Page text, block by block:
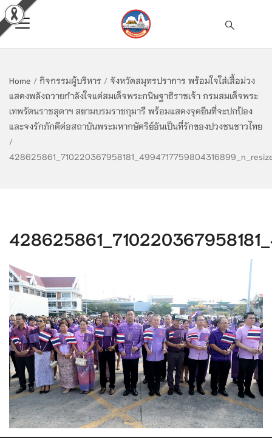
Home / กิจกรรมผู้บริหาร / จังหวัดสมุทรปราการ พร้อมใจใส่เสื้อม่วง
แสดงพลังถวายกำลังใจแด่สมเด็จพระกนิษฐาธิราชเจ้า กรมสมเด็จพระ
เทพรัตนราชสุดาฯ สยามบรมราชกุมารี พร้อมแสดงจุดยืนที่จะปกป้อง
และจงรักภักดีต่อสถาบันพระมหากษัตริย์อันเป็นที่รักของปวงชนชาวไทย
/